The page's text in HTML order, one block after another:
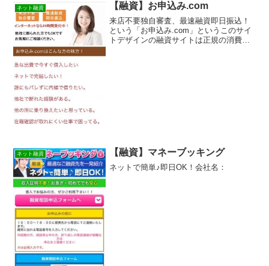
ネット融資 【融資】お申込み.com
来店不要独自審査、最速融資即日振込！
という「お申込み.com」というこのサイ
トデザインの融資サイトは正規の消費者
ネット融資 【融資】マネーブッキング
ネットで簡単♪即日OK！会社名：